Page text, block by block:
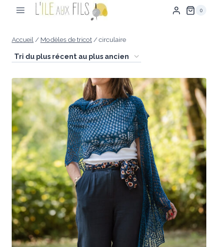
0
Accueil/ Modèles de tricot/circulaire